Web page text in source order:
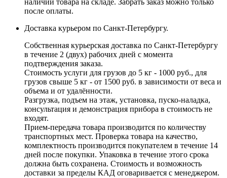
наличии товара на складе. Забрать заказ можно только
после оплаты.
Доставка курьером по Санкт-Петербургу.
Собственная курьерская доставка по Санкт-Петербургу
в течение 2 (двух) рабочих дней с момента
подтверждения заказа.
Стоимость услуги для грузов до 5 кг - 1000 руб., для
грузов свыше 5 кг - от 1500 руб. в зависимости от веса и
объема и от удалённости.
Разгрузка, подъем на этаж, установка, пуско-наладка,
консультация и демонстрация прибора в стоимость не
входят.
Прием-передача товара производится по количеству
транспортных мест. Проверка товара на качество,
комплектность производится покупателем в течение 14
дней после покупки. Упаковка в течение этого срока
должна быть сохранена. Стоимость и возможность
доставки за пределы КАД оговаривается с менеджером.